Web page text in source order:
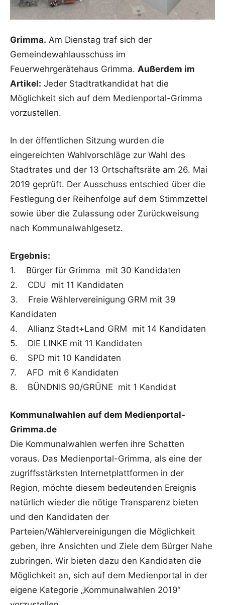
Grimma. Am Dienstag traf sich der
Gemeindewahlausschuss im
Feuerwehrgerätehaus Grimma. Außerdem im
Artikel: Jeder Stadtratkandidat hat die
Möglichkeit sich auf dem Medienportal-Grimma
vorzustellen.
In der öffentlichen Sitzung wurden die
eingereichten Wahlvorschläge zur Wahl des
Stadtrates und der 13 Ortschaftsräte am 26. Mai
2019 geprüft. Der Ausschuss entschied über die
Festlegung der Reihenfolge auf dem Stimmzettel
sowie über die Zulassung oder Zurückweisung
nach Kommunalwahlgesetz.
Ergebnis:
1. Bürger für Grimma mit 30 Kandidaten
2. CDU mit 11 Kandidaten
3. Freie Wählervereinigung GRM mit 39
Kandidaten
4. Allianz Stadt+Land GRM mit 14 Kandidaten
5. DIE LINKE mit 11 Kandidaten
6. SPD mit 10 Kandidaten
7. AFD mit 6 Kandidaten
8. BÜNDNIS 90/GRÜNE mit 1 Kandidat
Kommunalwahlen auf dem Medienportal-
Grimma.de
Die Kommunalwahlen werfen ihre Schatten
voraus. Das Medienportal-Grimma, als eine der
zugriffsstärksten Internetplattformen in der
Region, möchte diesem bedeutenden Ereignis
natürlich wieder die nötige Transparenz bieten
und den Kandidaten der
Parteien/Wählervereinigungen die Möglichkeit
geben, ihre Ansichten und Ziele dem Bürger Nahe
zubringen. Wir bieten dazu den Kandidaten die
Möglichkeit an, sich auf dem Medienportal in der
eigene Kategorie „Kommunalwahlen 2019“